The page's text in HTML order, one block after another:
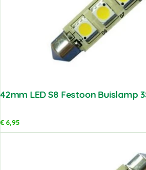
42mm LED S8 Festoon Buislamp
€6,95